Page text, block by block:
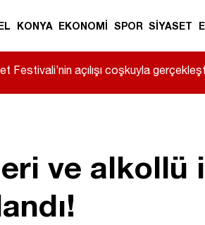
KONYA EKONOMİ SPOR SİYASET
Festivali’nin açılışı coşkuyla
ve alkollü